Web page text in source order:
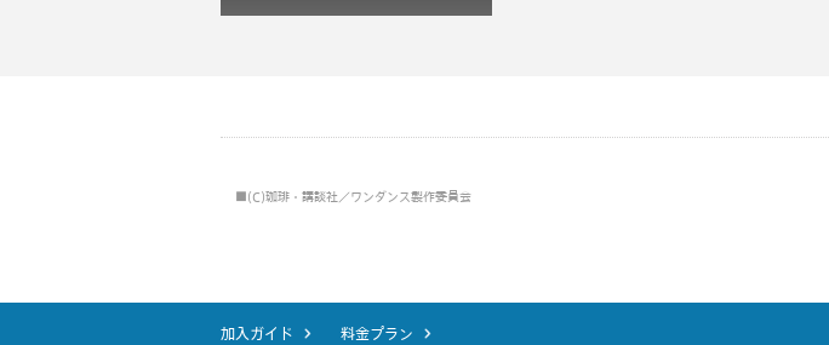
■(C)珈琲・講談社／ワンダンス製作委員会
加入ガイド 料金プラン